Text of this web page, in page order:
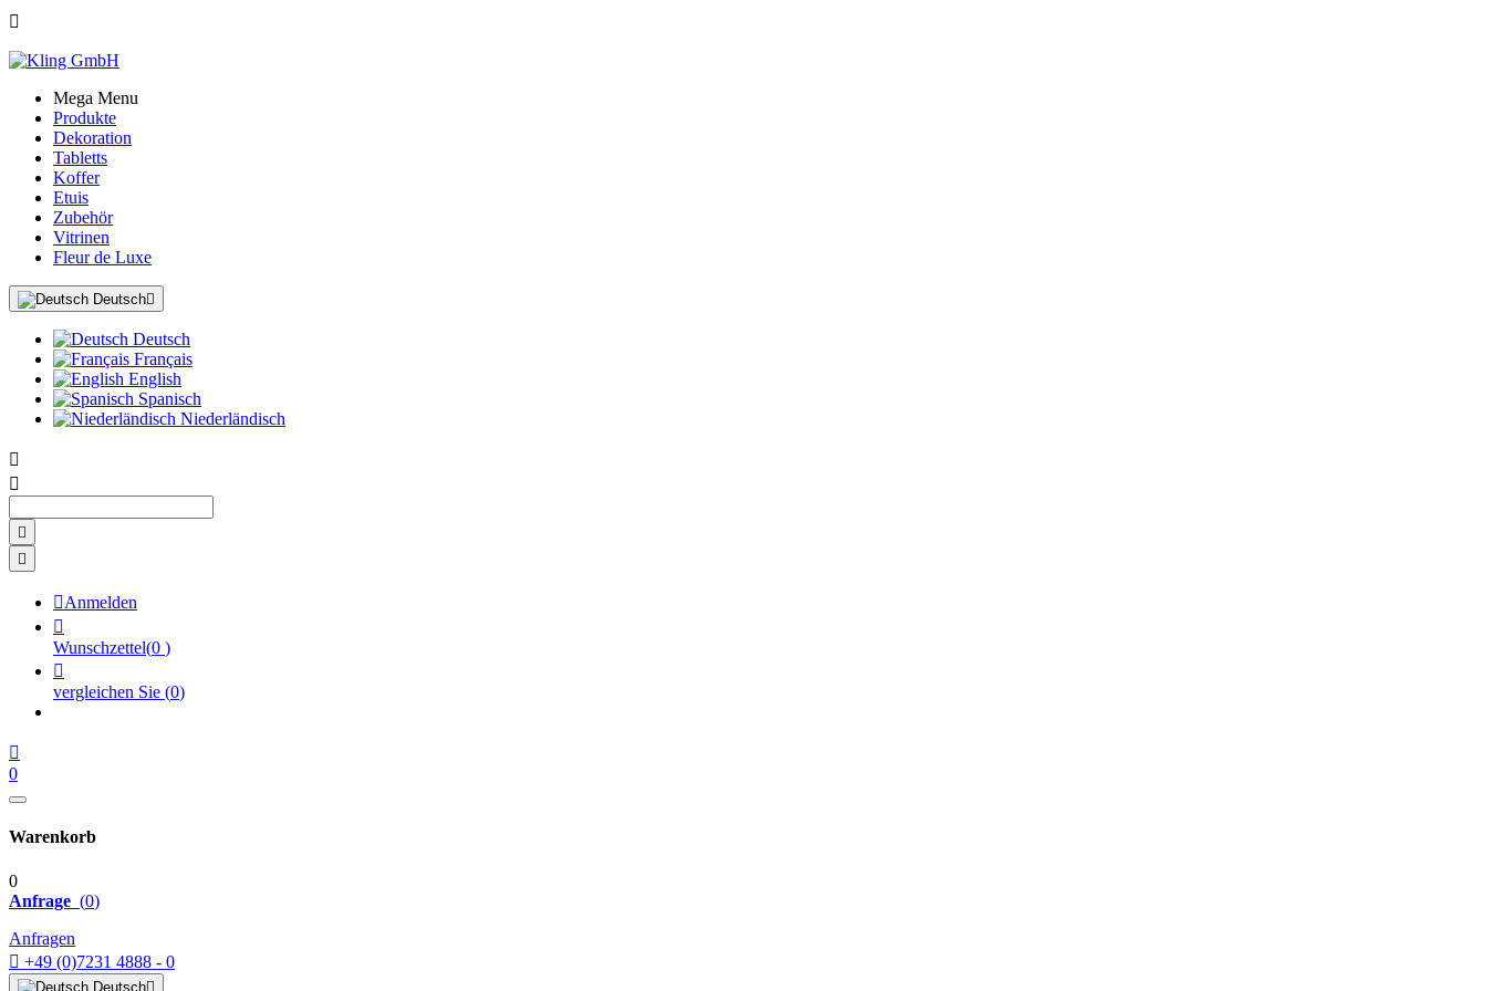

Mega Menu
Produkte
Dekoration
Tabletts
Koffer
Etuis
Zubehör
Vitrinen
Fleur de Luxe
Deutsch
Deutsch
Français
English
Spanisch
Niederländisch




Anmelden

Wunschzettel(0 )

vergleichen Sie (0)

0
Warenkorb
0
Anfrage (0)
Anfragen
 +49 (0)7231 4888 - 0
Deutsch